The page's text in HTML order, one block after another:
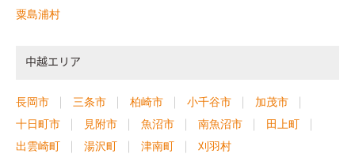
粟島浦村
中越エリア
長岡市 三条市 柏崎市 小千谷市
加茂市
十日町市
見附市 魚沼市 南魚沼市
田上町
出雲崎町
湯沢町 津南町 刈羽村